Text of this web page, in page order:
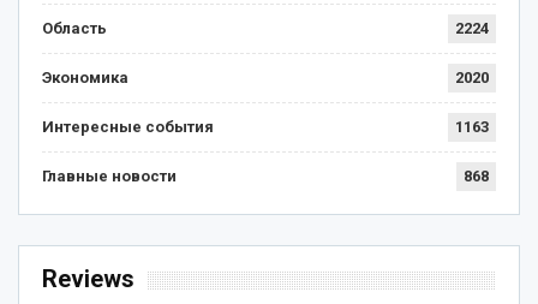
Область 2224
Экономика 2020
Интересные события 1163
Главные новости 868
Reviews